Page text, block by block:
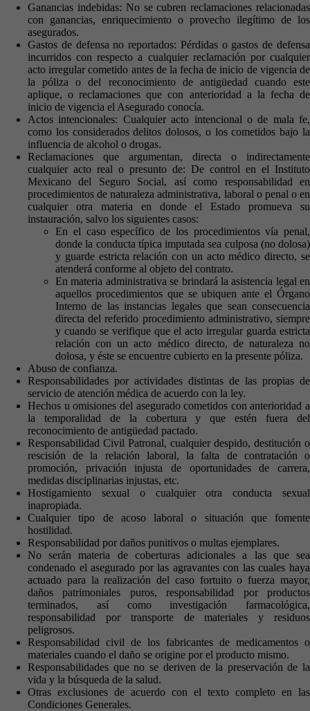
Ganancias indebidas: No se cubren reclamaciones relacionadas
con ganancias, enriquecimiento o provecho ilegítimo de los
asegurados.
Gastos de defensa no reportados: Pérdidas o gastos de defensa
incurridos con respecto a cualquier reclamación por cualquier
acto irregular cometido antes de la fecha de inicio de vigencia de
la póliza o del reconocimiento de antigüedad cuando este
aplique, o reclamaciones que con anterioridad a la fecha de
inicio de vigencia el Asegurado conocía.
Actos intencionales: Cualquier acto intencional o de mala fe,
como los considerados delitos dolosos, o los cometidos bajo la
influencia de alcohol o drogas.
Reclamaciones que argumentan, directa o indirectamente
cualquier acto real o presunto de: De control en el Instituto
Mexicano del Seguro Social, así como responsabilidad en
procedimientos de naturaleza administrativa, laboral o penal o en
cualquier otra materia en donde el Estado promueva su
instauración, salvo los siguientes casos:
En el caso específico de los procedimientos vía penal,
donde la conducta típica imputada sea culposa (no dolosa)
y guarde estricta relación con un acto médico directo, se
atenderá conforme al objeto del contrato.
En materia administrativa se brindará la asistencia legal en
aquellos procedimientos que se ubiquen ante el Órgano
Interno de las instancias legales que sean consecuencia
directa del referido procedimiento administrativo, siempre
y cuando se verifique que el acto irregular guarda estricta
relación con un acto médico directo, de naturaleza no
dolosa, y éste se encuentre cubierto en la presente póliza.
Abuso de confianza.
Responsabilidades por actividades distintas de las propias de
servicio de atención médica de acuerdo con la ley.
Hechos u omisiones del asegurado cometidos con anterioridad a
la temporalidad de la cobertura y que estén fuera del
reconocimiento de antigüedad pactado.
Responsabilidad Civil Patronal, cualquier despido, destitución o
rescisión de la relación laboral, la falta de contratación o
promoción, privación injusta de oportunidades de carrera,
medidas disciplinarias injustas, etc.
Hostigamiento sexual o cualquier otra conducta sexual
inapropiada.
Cualquier tipo de acoso laboral o situación que fomente
hostilidad.
Responsabilidad por daños punitivos o multas ejemplares.
No serán materia de coberturas adicionales a las que sea
condenado el asegurado por las agravantes con las cuales haya
actuado para la realización del caso fortuito o fuerza mayor,
daños patrimoniales puros, responsabilidad por productos
terminados, así como investigación farmacológica,
responsabilidad por transporte de materiales y residuos
peligrosos.
Responsabilidad civil de los fabricantes de medicamentos o
materiales cuando el daño se origine por el producto mismo.
Responsabilidades que no se deriven de la preservación de la
vida y la búsqueda de la salud.
Otras exclusiones de acuerdo con el texto completo en las
Condiciones Generales.